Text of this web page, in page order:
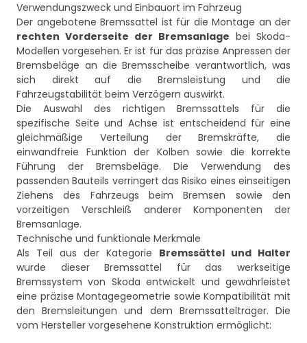
Verwendungszweck und Einbauort im Fahrzeug
Der angebotene Bremssattel ist für die Montage an der
rechten Vorderseite der Bremsanlage bei Skoda-
Modellen vorgesehen. Er ist für das präzise Anpressen der
Bremsbeläge an die Bremsscheibe verantwortlich, was
sich direkt auf die Bremsleistung und die
Fahrzeugstabilität beim Verzögern auswirkt.
Die Auswahl des richtigen Bremssattels für die
spezifische Seite und Achse ist entscheidend für eine
gleichmäßige Verteilung der Bremskräfte, die
einwandfreie Funktion der Kolben sowie die korrekte
Führung der Bremsbeläge. Die Verwendung des
passenden Bauteils verringert das Risiko eines einseitigen
Ziehens des Fahrzeugs beim Bremsen sowie den
vorzeitigen Verschleiß anderer Komponenten der
Bremsanlage.
Technische und funktionale Merkmale
Als Teil aus der Kategorie Bremssättel und Halter
wurde dieser Bremssattel für das werkseitige
Bremssystem von Skoda entwickelt und gewährleistet
eine präzise Montagegeometrie sowie Kompatibilität mit
den Bremsleitungen und dem Bremssattelträger. Die
vom Hersteller vorgesehene Konstruktion ermöglicht: